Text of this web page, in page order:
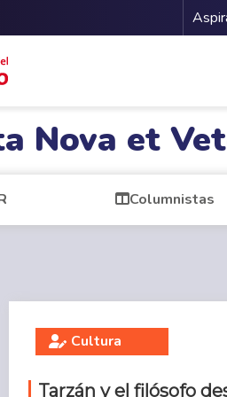
Nova et
Columnistas
Cultura
Tarzán y el filósofo